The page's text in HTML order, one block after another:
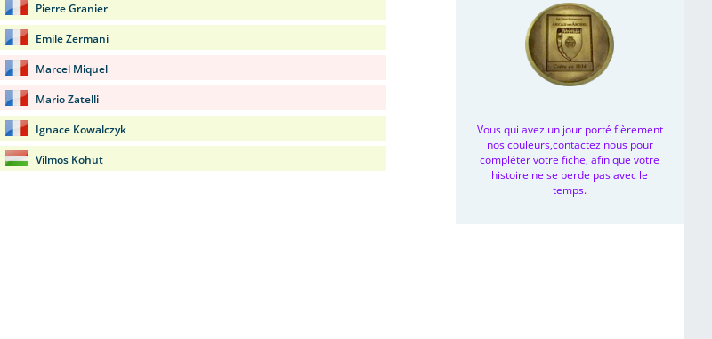
Pierre Granier
Emile Zermani
Marcel Miquel
Mario Zatelli
Ignace Kowalczyk
Vilmos Kohut
Vous qui avez un jour porté fièrement
nos couleurs,contactez nous pour
compléter votre fiche, afin que votre
histoire ne se perde pas avec le
temps.